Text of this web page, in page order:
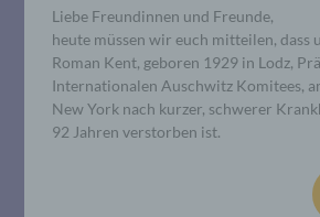
Liebe Freundinnen und Freunde,
heute müssen wir euch mitteilen, dass
Roman Kent, geboren 1929 in Lodz,
Internationalen Auschwitz Komitees,
New York nach kurzer, schwerer
92 Jahren verstorben ist.